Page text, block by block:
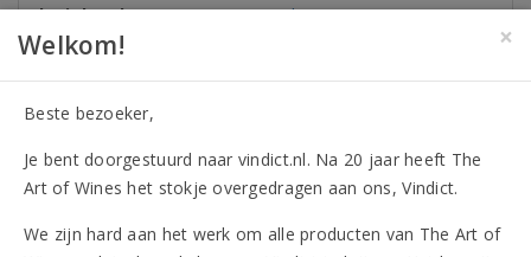
Flesinhoud
375 ml
Alcohol
Allergenen
Onderscheidingen (1)
×
Welkom!
Beste bezoeker,
Je bent doorgestuurd naar vindict.nl. Na 20 jaar heeft The
Art of Wines het stokje overgedragen aan ons, Vindict.
We zijn hard aan het werk om alle producten van The Art of